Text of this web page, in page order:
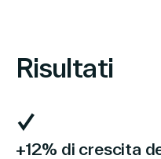
Risultati
+12% di crescita